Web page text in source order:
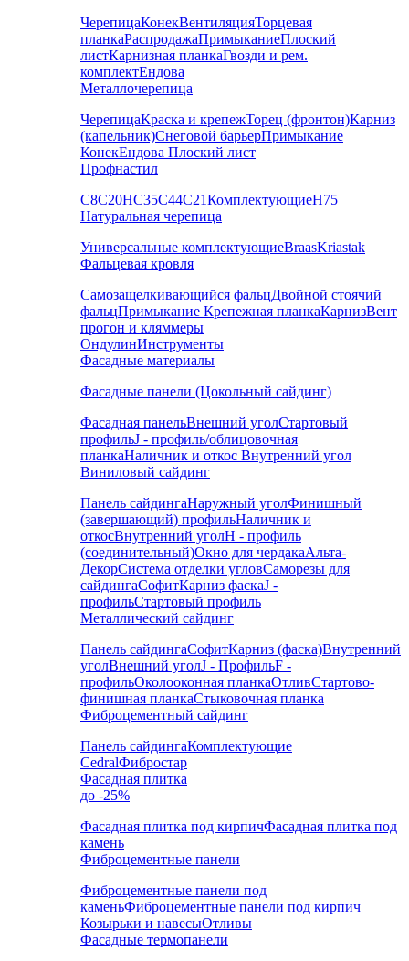
ЧерепицаКонекВентиляцияТорцевая
планкаРаспродажаПримыканиеПлоский
листКарнизная планкаГвозди и рем.
комплектЕндова
Металлочерепица
ЧерепицаКраска и крепежТорец (фронтон)Карниз
(капельник)Снеговой барьерПримыкание
КонекЕндова Плоский лист
Профнастил
С8С20НС35С44С21КомплектующиеН75
Натуральная черепица
Универсальные комплектующиеBraasKriastak
Фальцевая кровля
Самозащелкивающийся фальцДвойной стоячий
фальцПримыкание Крепежная планкаКарнизВент
прогон и кляммеры
ОндулинИнструменты
Фасадные материалы
Фасадные панели (Цокольный сайдинг)
Фасадная панельВнешний уголСтартовый
профильJ - профиль/облицовочная
планкаНаличник и откос Внутренний угол
Виниловый сайдинг
Панель сайдингаНаружный уголФинишный
(завершающий) профильНаличник и
откосВнутренний уголH - профиль
(соединительный)Окно для чердакаАльта-
ДекорСистема отделки угловСаморезы для
сайдингаСофитКарниз фаскаJ -
профильСтартовый профиль
Металлический сайдинг
Панель сайдингаСофитКарниз (фаска)Внутренний
уголВнешний уголJ - ПрофильF -
профильОколооконная планкаОтливСтартово-
финишная планкаСтыковочная планка
Фиброцементный сайдинг
Панель сайдингаКомплектующие
CedralФибростар
Фасадная плитка
до -25%
Фасадная плитка под кирпичФасадная плитка под
камень
Фиброцементные панели
Фиброцементные панели под
каменьФиброцементные панели под кирпич
Козырьки и навесыОтливы
Фасадные термопанели